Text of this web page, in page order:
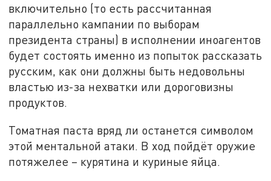
включительно (то есть рассчитанная
параллельно кампании по выборам
президента страны) в исполнении иноагентов
будет состоять именно из попыток рассказать
русским, как они должны быть недовольны
властью из-за нехватки или дороговизны
продуктов.
Томатная паста вряд ли останется символом
этой ментальной атаки. В ход пойдёт оружие
потяжелее – курятина и куриные яйца.